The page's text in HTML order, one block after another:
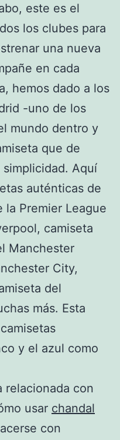
este es el
los clubes para
una nueva
en cada
hemos dado a los
-uno de los
mundo dentro y
que de
Aquí
auténticas de
la Premier League
camiseta
Manchester
City,
del
más. Esta
y el azul como
relacionada con
usar chandal
con